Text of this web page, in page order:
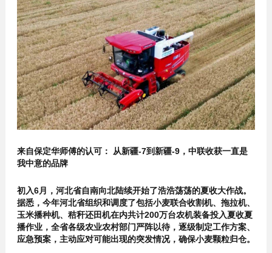
来自保定华师傅的认可： 从新疆-7到新疆-9，中联收获一直是
我中意的品牌
初入6月，河北省自南向北陆续开始了浩浩荡荡的夏收大作战。
据悉，今年河北省组织和调度了包括小麦联合收割机、拖拉机、
玉米播种机、秸秆还田机在内共计200万台农机装备投入夏收夏
播作业，全省各级农业农村部门严阵以待，逐级制定工作方案、
应急预案，主动应对可能出现的突发情况，确保小麦颗粒归仓。